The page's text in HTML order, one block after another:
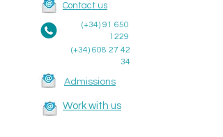
(+34) 91 650
1229
(+34) 608 27 42
34
Admissions
Work with us
Contact us